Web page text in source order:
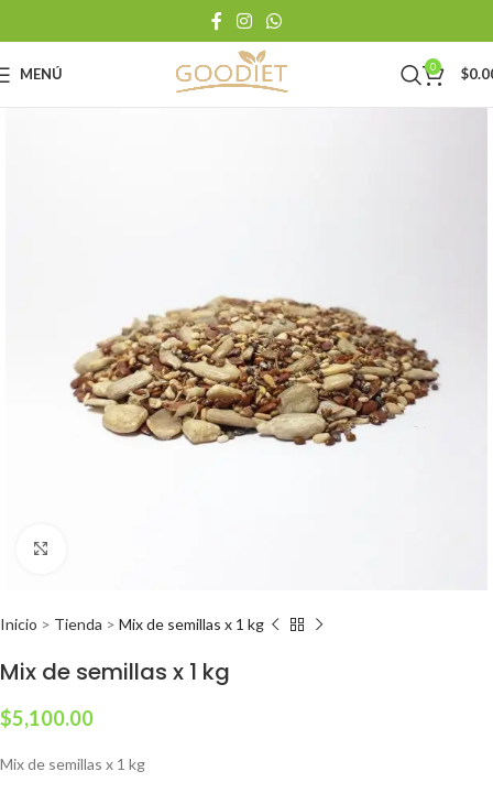
MENÚ 0 $
Inicio > Tienda > Mix de semillas x 1 kg
Mix de semillas x 1 kg
$5,100.00
Mix de semillas x 1 kg